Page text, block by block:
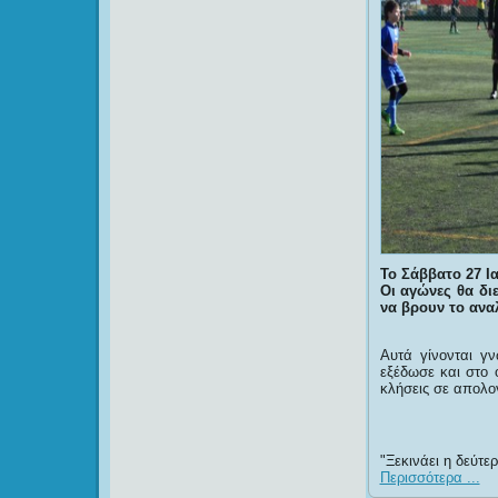
Το Σάββατο 27
Οι αγώνες θα
να βρουν το
Αυτά γίνονται
εξέδωσε και στο
κλήσεις σε
Ξεκινάει η
Περισσότερα ...